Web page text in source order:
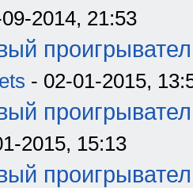
2014, 21:53
- 02-01-2015,
2015, 15:13